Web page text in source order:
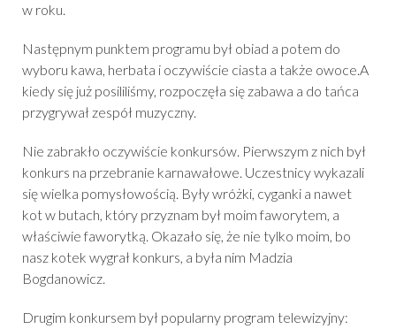
w roku.
Następnym punktem programu był obiad a potem do
wyboru kawa, herbata i oczywiście ciasta a także owoce.A
kiedy się już posililiśmy, rozpoczęła się zabawa a do tańca
przygrywał zespół muzyczny.
Nie zabrakło oczywiście konkursów. Pierwszym z nich był
konkurs na przebranie karnawałowe. Uczestnicy wykazali
się wielka pomysłowością. Były wróżki, cyganki a nawet
kot w butach, który przyznam był moim faworytem, a
właściwie faworytką. Okazało się, że nie tylko moim, bo
nasz kotek wygrał konkurs, a była nim Madzia
Bogdanowicz.
Drugim konkursem był popularny program telewizyjny: